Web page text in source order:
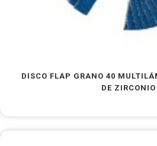
DISCO FLAP GRANO 40
DE ZIRCONIO